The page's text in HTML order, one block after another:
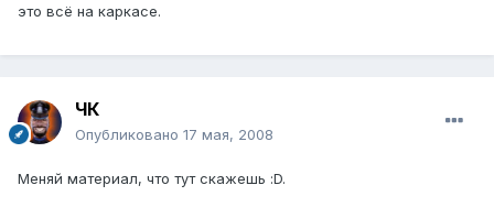
это всё на каркасе.
ЧК
Опубликовано 17 мая, 2008
Меняй материал, что тут скажешь :D.